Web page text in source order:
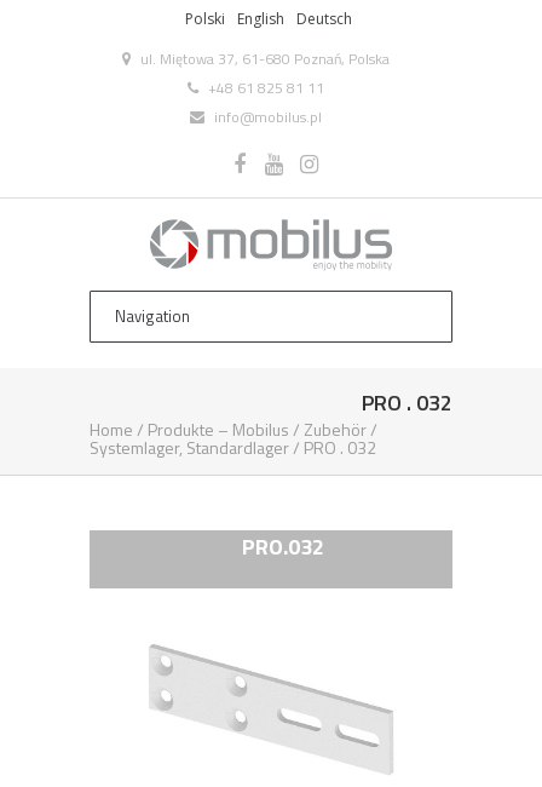
Polski English Deutsch
ul. Miętowa 37, 61-680 Poznań, Polska
+48 61 825 81 11
info@mobilus.pl
PRO . 032
Home/ Produkte – Mobilus/ Zubehör/
Systemlager, Standardlager/ PRO . 032
PRO.032